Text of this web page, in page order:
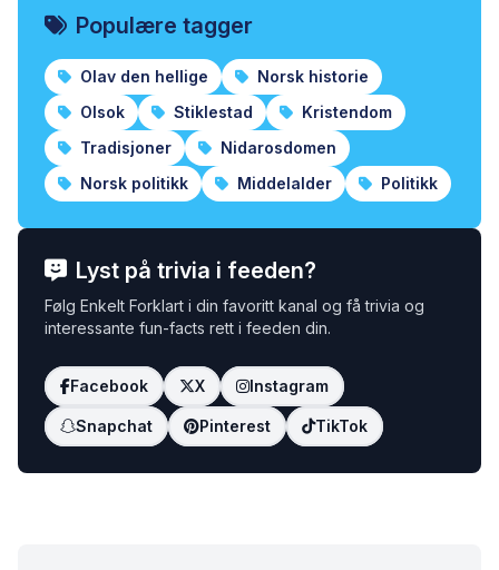
Populære tagger
Olav den hellige
Norsk historie
Olsok
Stiklestad
Kristendom
Tradisjoner
Nidarosdomen
Norsk politikk
Middelalder Politikk
Lyst på trivia i feeden?
Følg Enkelt Forklart i din favoritt kanal og få trivia og
interessante fun-facts rett i feeden din.
Facebook X Instagram
Snapchat Pinterest TikTok